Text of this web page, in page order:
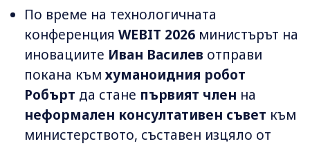
По време на технологичната
конференция WEBIT 2026 министърът на
иновациите Иван Василев отправи
покана към хуманоидния робот
Робърт да стане първият член на
неформален консултативен съвет към
министерството, съставен изцяло от